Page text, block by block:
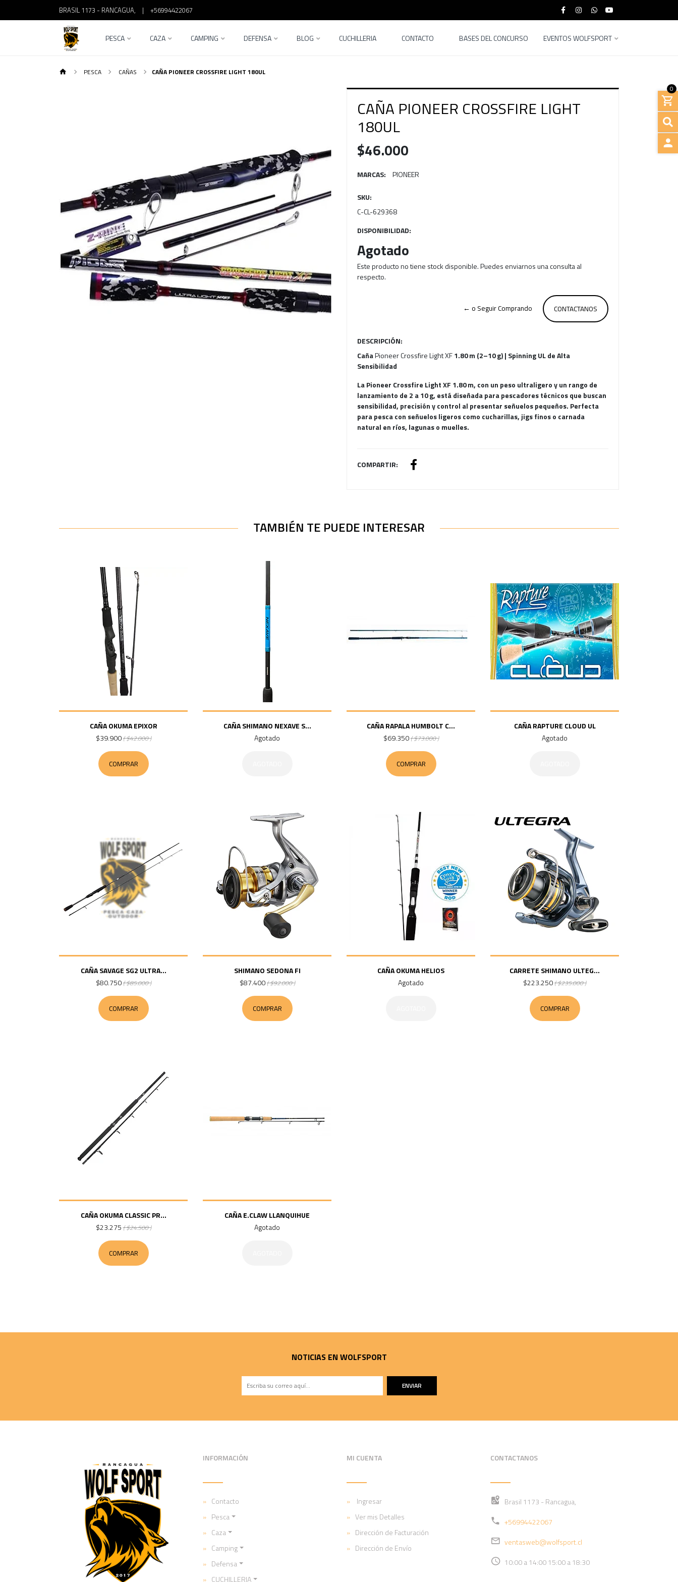
BRASIL 1173 - RANCAGUA, | +56994422067
PESCA CAZA CAMPING DEFENSA BLOG CUCHILLERIA CONTACTO BASES DEL CONCURSO EVENTOS WOLFSPORT
0
PESCA CAÑAS CAÑA PIONEER CROSSFIRE LIGHT 180UL
CAÑA PIONEER CROSSFIRE LIGHT
180UL
$46.000
MARCAS: PIONEER
SKU:
C-CL-629368
DISPONIBILIDAD:
Agotado
Este producto no tiene stock disponible. Puedes enviarnos una consulta al
respecto.
CONTACTANOS
← o Seguir Comprando
DESCRIPCIÓN:
CañaPioneer Crossfire Light XF1.80 m (2–10 g) | Spinning UL de Alta
Sensibilidad
La Pioneer Crossfire Light XF 1.80 m, con un peso ultraligero y un rango de
lanzamiento de 2 a 10 g, está diseñada para pescadores técnicos que buscan
sensibilidad, precisión y control al presentar señuelos pequeños. Perfecta
para pesca con señuelos ligeros como cucharillas, jigs finos o carnada
natural en ríos, lagunas o muelles.
COMPARTIR:
TAMBIÉN TE PUEDE INTERESAR
CAÑA OKUMA EPIXOR
$39.900( $42.000 )
COMPRAR
CAÑA SHIMANO NEXAVE S...
Agotado
CAÑA RAPALA HUMBOLT C...
$69.350( $73.000 )
COMPRAR
CAÑA RAPTURE CLOUD UL
Agotado
CAÑA SAVAGE SG2 ULTRA...
$80.750( $85.000 )
COMPRAR
SHIMANO SEDONA FI
$87.400( $92.000 )
COMPRAR
CAÑA OKUMA HELIOS
Agotado
CARRETE SHIMANO ULTEG...
$223.250( $235.000 )
COMPRAR
CAÑA OKUMA CLASSIC PR...
$23.275( $24.500 )
COMPRAR
CAÑA E.CLAW LLANQUIHUE
Agotado
NOTICIAS EN WOLFSPORT
ENVIAR
INFORMACIÓN
Contacto
Pesca
Caza
Camping
Defensa
CUCHILLERIA
MI CUENTA
Ingresar
Ver mis Detalles
Dirección de Facturación
Dirección de Envío
CONTACTANOS
Brasil 1173 - Rancagua,
+56994422067
ventasweb@wolfsport.cl
10:00 a 14:00 15:00 a 18:30